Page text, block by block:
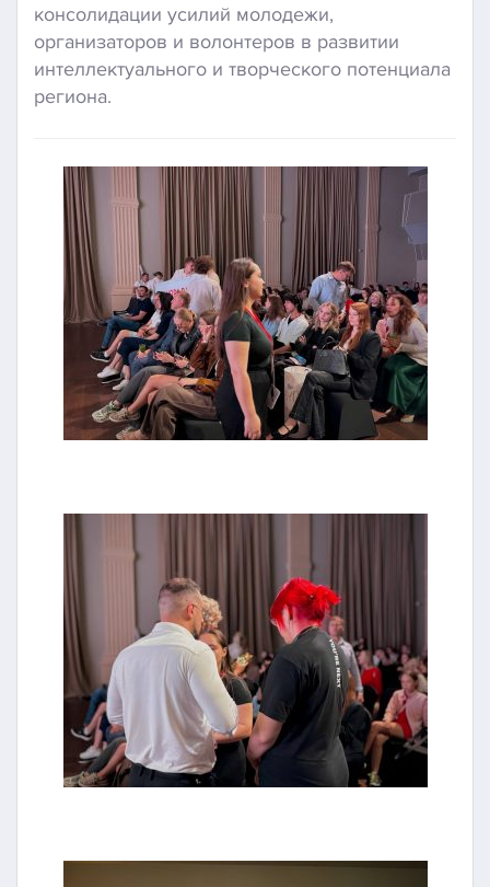
консолидации усилий молодежи,
организаторов и волонтеров в развитии
интеллектуального и творческого потенциала
региона.